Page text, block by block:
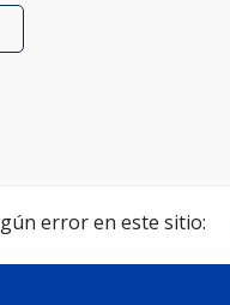
error en este sitio: